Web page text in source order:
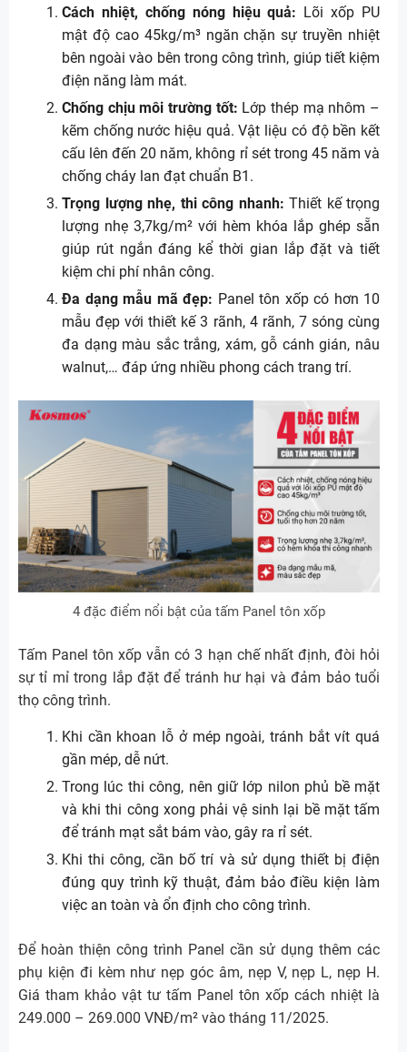
Cách nhiệt, chống nóng hiệu quả: Lõi xốp PU
mật độ cao 45kg/m³ ngăn chặn sự truyền nhiệt
bên ngoài vào bên trong công trình, giúp tiết kiệm
điện năng làm mát.
Chống chịu môi trường tốt: Lớp thép mạ nhôm –
kẽm chống nước hiệu quả. Vật liệu có độ bền kết
cấu lên đến 20 năm, không rỉ sét trong 45 năm và
chống cháy lan đạt chuẩn B1.
Trọng lượng nhẹ, thi công nhanh: Thiết kế trọng
lượng nhẹ 3,7kg/m² với hèm khóa lắp ghép sẵn
giúp rút ngắn đáng kể thời gian lắp đặt và tiết
kiệm chi phí nhân công.
Đa dạng mẫu mã đẹp: Panel tôn xốp có hơn 10
mẫu đẹp với thiết kế 3 rãnh, 4 rãnh, 7 sóng cùng
đa dạng màu sắc trắng, xám, gỗ cánh gián, nâu
walnut,… đáp ứng nhiều phong cách trang trí.
4 đặc điểm nổi bật của tấm Panel tôn xốp
Tấm Panel tôn xốp vẫn có 3 hạn chế nhất định, đòi hỏi
sự tỉ mỉ trong lắp đặt để tránh hư hại và đảm bảo tuổi
thọ công trình.
Khi cần khoan lỗ ở mép ngoài, tránh bắt vít quá
gần mép, dễ nứt.
Trong lúc thi công, nên giữ lớp nilon phủ bề mặt
và khi thi công xong phải vệ sinh lại bề mặt tấm
để tránh mạt sắt bám vào, gây ra rỉ sét.
Khi thi công, cần bố trí và sử dụng thiết bị điện
đúng quy trình kỹ thuật, đảm bảo điều kiện làm
việc an toàn và ổn định cho công trình.
Để hoàn thiện công trình Panel cần sử dụng thêm các
phụ kiện đi kèm như nẹp góc âm, nẹp V, nẹp L, nẹp H.
Giá tham khảo vật tư tấm Panel tôn xốp cách nhiệt là
249.000 – 269.000 VNĐ/m² vào tháng 11/2025.